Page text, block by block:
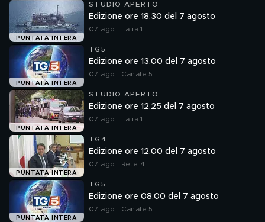
PUNTATA INTERA
STUDIO APERTO
Edizione ore 18.30 del 7 agosto
07 ago | Italia 1
PUNTATA INTERA
TG5
Edizione ore 13.00 del 7 agosto
07 ago | Canale 5
PUNTATA INTERA
STUDIO APERTO
Edizione ore 12.25 del 7 agosto
07 ago | Italia 1
PUNTATA INTERA
TG4
Edizione ore 12.00 del 7 agosto
07 ago | Rete 4
PUNTATA INTERA
TG5
Edizione ore 08.00 del 7 agosto
07 ago | Canale 5